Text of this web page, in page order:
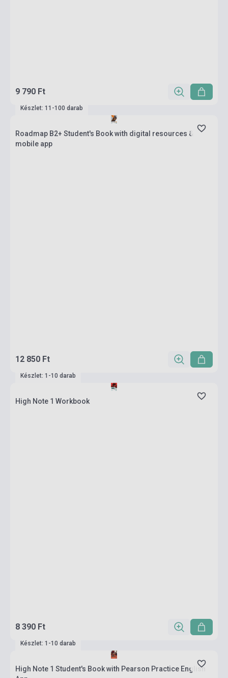
9 790 Ft
Készlet: 11-100 darab
Roadmap B2+ Student's Book with digital resources &
mobile app
12 850 Ft
Készlet: 1-10 darab
High Note 1 Workbook
8 390 Ft
Készlet: 1-10 darab
High Note 1 Student's Book with Pearson Practice English